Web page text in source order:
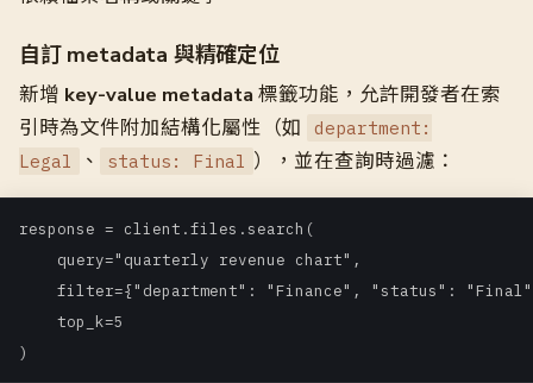
自訂 metadata 與精確定位
新增 key-value metadata 標籤功能，允許開發者在索
引時為文件附加結構化屬性（如
department:
Legal
、 status: Final ），並在查詢時過濾：
response = client.files.search(
    query="quarterly revenue chart",
filter={"department": "Finance", "status":
    top_k=5
)